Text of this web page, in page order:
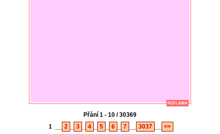
REKLAMA
Přání 1 - 10 / 30369
1
2 3 4 5 6 7 3037 >>